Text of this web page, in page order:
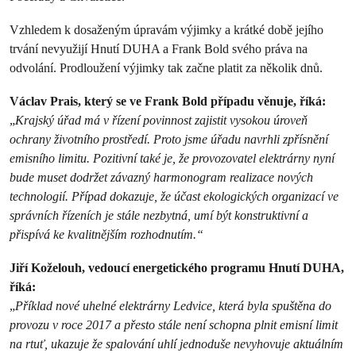
Vzhledem k dosaženým úpravám výjimky a krátké době jejího
trvání nevyužijí Hnutí DUHA a Frank Bold svého práva na
odvolání. Prodloužení výjimky tak začne platit za několik dnů.
Václav Prais, který se ve Frank Bold případu věnuje, říká:
„Krajský úřad má v řízení povinnost zajistit vysokou úroveň
ochrany životního prostředí. Proto jsme úřadu navrhli zpřísnění
emisního limitu. Pozitivní také je, že provozovatel elektrárny nyní
bude muset dodržet závazný harmonogram realizace nových
technologií. Případ dokazuje, že účast ekologických organizací ve
správních řízeních je stále nezbytná, umí být konstruktivní a
přispívá ke kvalitnějším rozhodnutím.“
Jiří Koželouh, vedoucí energetického programu Hnutí DUHA,
říká:
„Příklad nové uhelné elektrárny Ledvice, která byla spuštěna do
provozu v roce 2017 a přesto stále není schopna plnit emisní limit
na rtuť, ukazuje že spalování uhlí jednoduše nevyhovuje aktuálním